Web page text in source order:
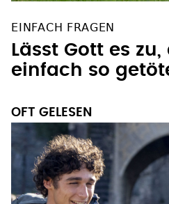
EINFACH FRAGEN
Lässt Gott es
einfach so
OFT GELESEN